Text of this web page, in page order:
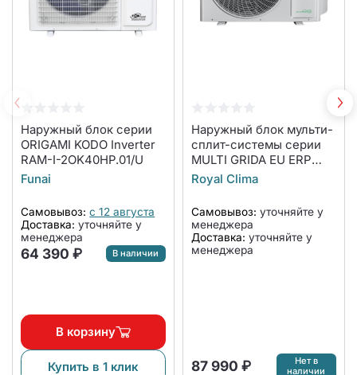
Наружный блок серии
ORIGAMI KODO Inverter
RAM-I-2OK40HP.01/U
Funai
Самовывоз: с 12 августа
Доставка: уточняйте у
менеджера
64 390 ₽ В наличии
В корзину
Купить в 1 клик
Наружный блок мульти-
сплит-системы серии
MULTI GRIDA EU ERP
INVERTER 2RGR-
18HN/OUT
Royal Clima
Самовывоз: уточняйте у
менеджера
Доставка: уточняйте у
менеджера
87 990 ₽
Нет в
наличии